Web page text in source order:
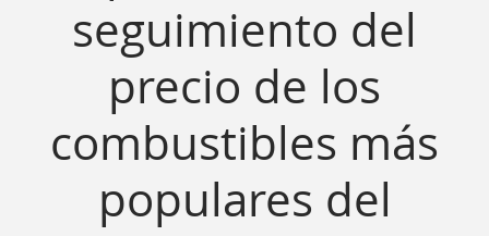
seguimiento del
precio de los
combustibles más
populares del